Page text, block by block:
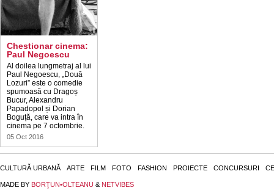
Chestionar cinema:
Paul Negoescu
Al doilea lungmetraj al lui
Paul Negoescu, „Două
Lozuri” este o comedie
spumoasă cu Dragoș
Bucur, Alexandru
Papadopol și Dorian
Boguță, care va intra în
cinema pe 7 octombrie.
05 Oct 2016
CULTURĂ URBANĂ ARTE FILM FOTO FASHION PROIECTE CONCURSURI
MADE BY BORŢUN•OLTEANU & NETVIBES